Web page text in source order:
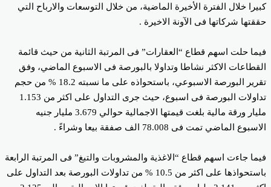
خلال الفترة الأخيرة الماضية، من خلال التوسعات والارباح التي
شركاتها فى الآونة الاخيرة .
حلت اسهم قطاع “العقارات” فى المرتبة الثانية من حيث قائمة
الاكثر نشاطا وتداولا بالبورصة فى الاسبوع الماضي، وفق
تقرير البورصة الاسبوعي، باستحواذه على ما نسبته 18.2 % من حجم
تداولات البورصة فى اسبوع، حيث جرى التداول على اكثر من 1.153
مليار ورقة مالية بلغت قيمتها الاجمالية حوالي 3.679 مليار جنيه
الماضي تمت فى 78.008 الف صفقة بيعا وشراءً .
جاءت اسهم قطاع “الاغذية والمشروبات والتبغ” فى المرتبة الرابعة
باستحواذها على اكثر من 10.5 % من تداولات البورصة بعد التداول على